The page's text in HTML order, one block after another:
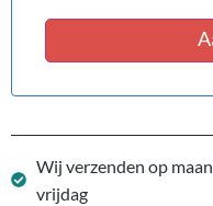
Wij verzenden op
vrijdag